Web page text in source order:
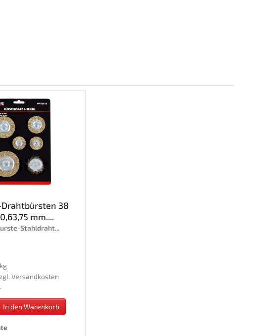
38
mm....
Stahldraht...
Versandkosten
In den Warenkorb